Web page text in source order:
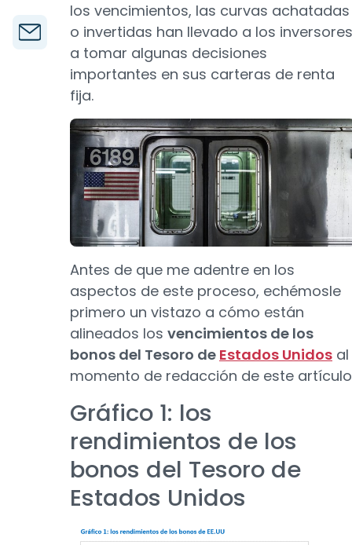
los vencimientos, las curvas achatadas
o invertidas han llevado a los inversores
a tomar algunas decisiones
importantes en sus carteras de renta
fija.
Antes de que me adentre en los
aspectos de este proceso, echémosle
primero un vistazo a cómo están
alineados los vencimientos de los
bonos del Tesoro de Estados Unidos al
momento de redacción de este
Gráfico 1: los
rendimientos de los
bonos del Tesoro de
Estados Unidos